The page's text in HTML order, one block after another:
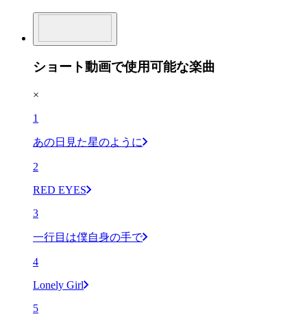
ショート動画で使用可能な楽曲
×
1
あの日見た星のように
2
RED EYES
3
一行目は僕自身の手で
4
Lonely Girl
5